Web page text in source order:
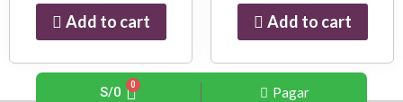
Add to cart Add to cart
S/0 Pagar